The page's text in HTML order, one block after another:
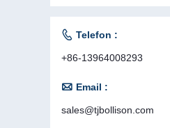
 Telefon :
+86-13964008293
 Email :
sales@tjbollison.com